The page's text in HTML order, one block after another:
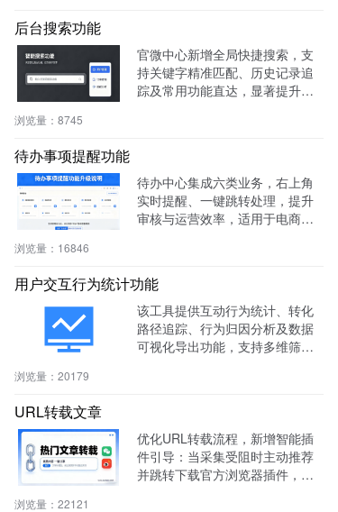
后台搜索功能
官微中心新增全局快捷搜索，支
持关键字精准匹配、历史记录追
踪及常用功能直达，显著提升后
浏览量： 8745
待办事项提醒功能
待办中心集成六类业务，右上角
实时提醒、一键跳转处理，提升
审核与运营效率，适用于电商、
浏览量： 16846
用户交互行为统计功能
该工具提供互动行为统计、转化
路径追踪、行为归因分析及数据
可视化导出功能，支持多维筛选
浏览量： 20179
URL转载文章
优化URL转载流程，新增智能插
件引导：当采集受阻时主动推荐
并跳转下载官方浏览器插件，有
浏览量： 22121